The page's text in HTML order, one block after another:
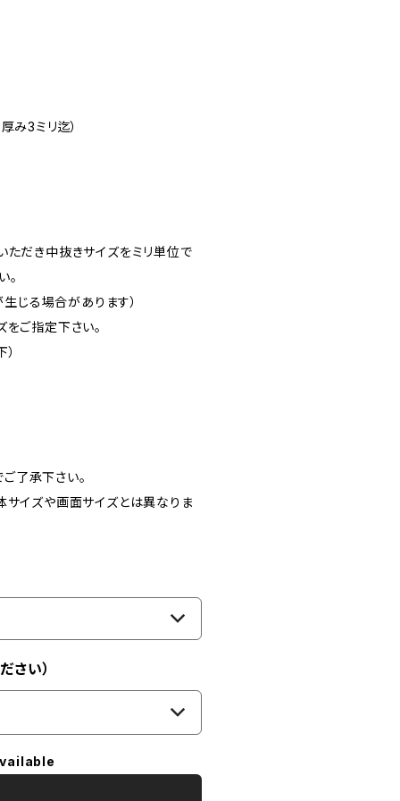
み3ミリ迄）
ただき中抜きサイズをミリ単位で
。
じる場合があります）
ご指定下さい。
了承下さい。
サイズや画面サイズとは異なりま
さい）